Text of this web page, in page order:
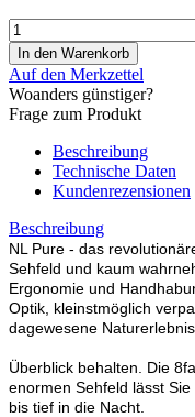
Auf den Merkzettel
Woanders günstiger?
Frage zum Produkt
Beschreibung
Technische Daten
Kundenrezensionen
Beschreibung
NL Pure - das
Sehfeld und kaum
Ergonomie und
Optik, kleinstmöglich
dagewesene
Überblick behalten. Die
enormen Sehfeld lässt
bis tief in die Nacht.